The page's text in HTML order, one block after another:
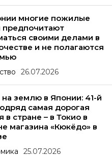
многие пожилые
своими делами в
и не полагаются
26.07.2026
землю в Японии: 41-й
самая дорогая
в стране – в Токио в
магазина «Кюкёдо» в
25.07.2026